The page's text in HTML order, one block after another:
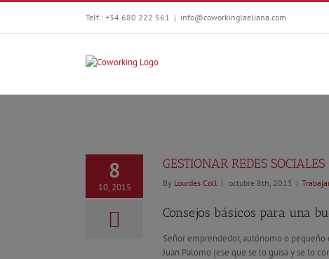
Telf.: +34 680 222 561 | info@coworkinglaeliana.com
8
10, 2015
GESTIONAR REDES SOCIALES
By Lourdes Coll | octubre 8th, 2015 |
Consejos básicos para una
Señor emprendedor, autónomo o
Juan Palomo (ese que se lo guisa y se lo